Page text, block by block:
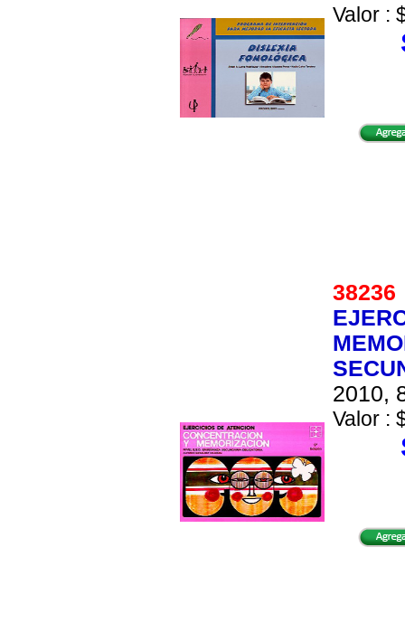
Valor :
2010,
Valor :